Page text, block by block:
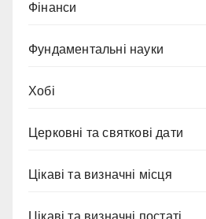
Фінанси
Фундаментальні науки
Хобі
Церковні та святкові дати
Цікаві та визначні місця
Цікаві та визначні постаті